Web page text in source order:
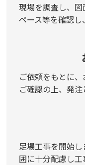
現場を調査し、
ペース等を確認し
ご依頼をもとに
ご確認の上、発注
足場工事を開始
囲に十分配慮し工